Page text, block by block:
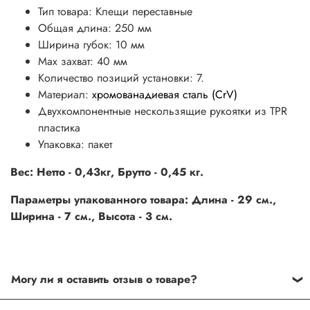
Тип товара: Клещи переставные
Общая длина: 250 мм
Ширина губок: 10 мм
Мах захват: 40 мм
Количество позиций установки: 7.
Материал: хромованадиевая сталь (CrV)
Двухкомпонентные нескользящие рукоятки из TPR
пластика
Упаковка: пакет
Вес: Нетто - 0,43кг, Брутто - 0,45 кг.
Параметры упакованного товара: Длина - 29 см.,
Ширина - 7 см., Высота - 3 см.